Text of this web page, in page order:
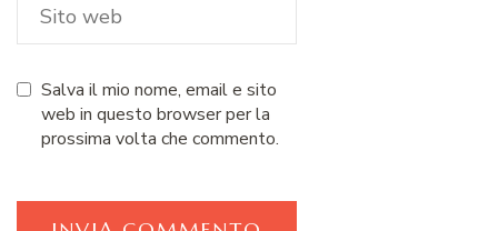
Salva il mio nome, email e sito
web in questo browser per la
prossima volta che commento.